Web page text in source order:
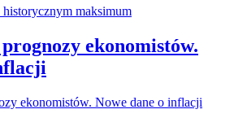
ekonomistów.